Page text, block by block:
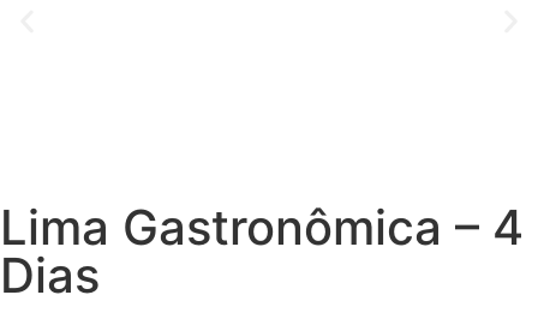
Lima Gastronômica – 4
Dias